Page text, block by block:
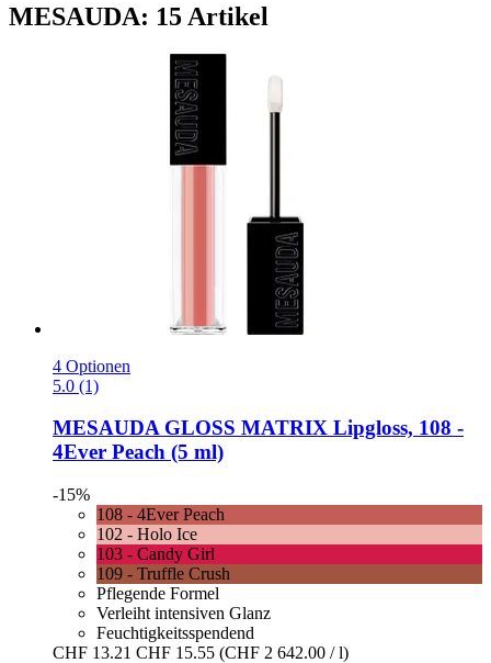
MESAUDA: 15 Artikel
4 Optionen
5.0 (1)
MESAUDAGLOSS MATRIX Lipgloss, 108 -​
4Ever Peach (5 ml)
-15%
108 - 4Ever Peach
102 - Holo Ice
103 - Candy Girl
109 - Truffle Crush
Pflegende Formel
Verleiht intensiven Glanz
Feuchtigkeitsspendend
CHF 13.21 CHF 15.55 (CHF 2 642.00 / l)